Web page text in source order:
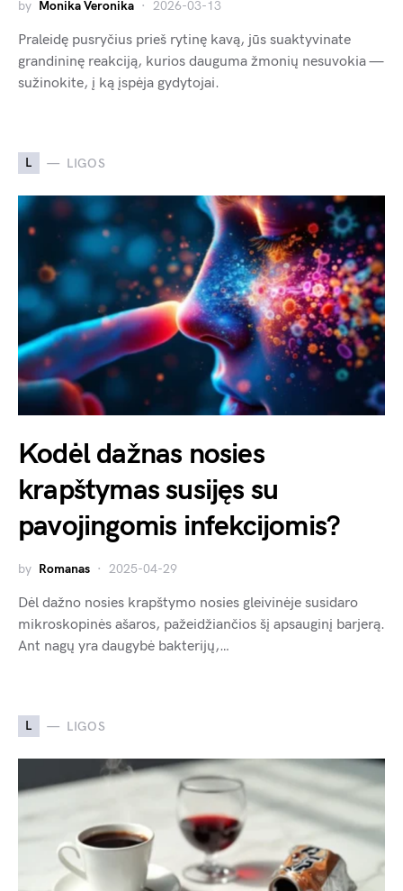
by Monika Veronika 2026-03-13
Praleidę pusryčius prieš rytinę kavą, jūs suaktyvinate
grandininę reakciją, kurios dauguma žmonių nesuvokia —
sužinokite, į ką įspėja gydytojai.
L LIGOS
Kodėl dažnas nosies
krapštymas susijęs su
pavojingomis infekcijomis?
by Romanas 2025-04-29
Dėl dažno nosies krapštymo nosies gleivinėje susidaro
mikroskopinės ašaros, pažeidžiančios šį apsauginį barjerą.
Ant nagų yra daugybė bakterijų,…
L LIGOS